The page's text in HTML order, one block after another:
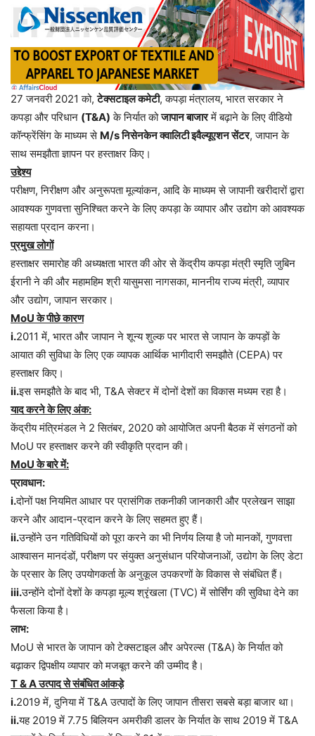
27 जनवरी 2021 को,टेक्सटाइल कमेटी, कपड़ा मंत्रालय, भारत सरकार ने
कपड़ा और परिधान (T&A) के निर्यात कोजापान बाजारमें बढ़ाने के लिए वीडियो
कॉन्फ्रेंसिंग के माध्यम से M/s निसेनकेन क्वालिटी इवैल्यूएशन सेंटर, जापान के
साथ समझौता ज्ञापन पर हस्ताक्षर किए।
उद्देश्य
परीक्षण, निरीक्षण और अनुरूपता मूल्यांकन, आदि के माध्यम से जापानी खरीदारों द्वारा
आवश्यक गुणवत्ता सुनिश्चित करने के लिए कपड़ा के व्यापार और उद्योग को आवश्यक
सहायता प्रदान करना।
प्रमुख लोगों
हस्ताक्षर समारोह की अध्यक्षता भारत की ओर से केंद्रीय कपड़ा मंत्री स्मृति जुबिन
ईरानी ने की और महामहिम श्री यासुमसा नागसका, माननीय राज्य मंत्री, व्यापार
और उद्योग, जापान सरकार।
MoU के पीछे कारण
i.2011 में, भारत और जापान ने शून्य शुल्क पर भारत से जापान के कपड़ों के
आयात की सुविधा के लिए एक व्यापक आर्थिक भागीदारी समझौते (CEPA) पर
हस्ताक्षर किए।
ii.इस समझौते के बाद भी, T&A सेक्टर में दोनों देशों का विकास मध्यम रहा है।
याद करने के लिए अंक:
केंद्रीय मंत्रिमंडल ने 2 सितंबर, 2020 को आयोजित अपनी बैठक में संगठनों को
MoU पर हस्ताक्षर करने की स्वीकृति प्रदान की।
MoU के बारे में:
प्रावधान:
i.दोनों पक्ष नियमित आधार पर प्रासंगिक तकनीकी जानकारी और प्रलेखन साझा
करने और आदान-प्रदान करने के लिए सहमत हुए हैं।
ii.उन्होंने उन गतिविधियों को पूरा करने का भी निर्णय लिया है जो मानकों, गुणवत्ता
आश्वासन मानदंडों, परीक्षण पर संयुक्त अनुसंधान परियोजनाओं, उद्योग के लिए डेटा
के प्रसार के लिए उपयोगकर्ता के अनुकूल उपकरणों के विकास से संबंधित हैं।
iii.उन्होंने दोनों देशों के कपड़ा मूल्य श्रृंखला (TVC) में सोर्सिंग की सुविधा देने का
फैसला किया है।
लाभ:
MoU से भारत के जापान को टेक्सटाइल और अपेरल्स (T&A) के निर्यात को
बढ़ाकर द्विपक्षीय व्यापार को मजबूत करने की उम्मीद है।
T & A उत्पाद से संबंधित आंकड़े
i.2019 में, दुनिया में T&A उत्पादों के लिए जापान तीसरा सबसे बड़ा बाजार था।
ii.यह 2019 में 7.75 बिलियन अमरीकी डालर के निर्यात के साथ 2019 में T&A